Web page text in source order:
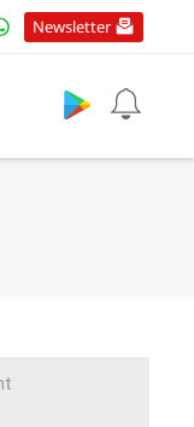
Newsletter